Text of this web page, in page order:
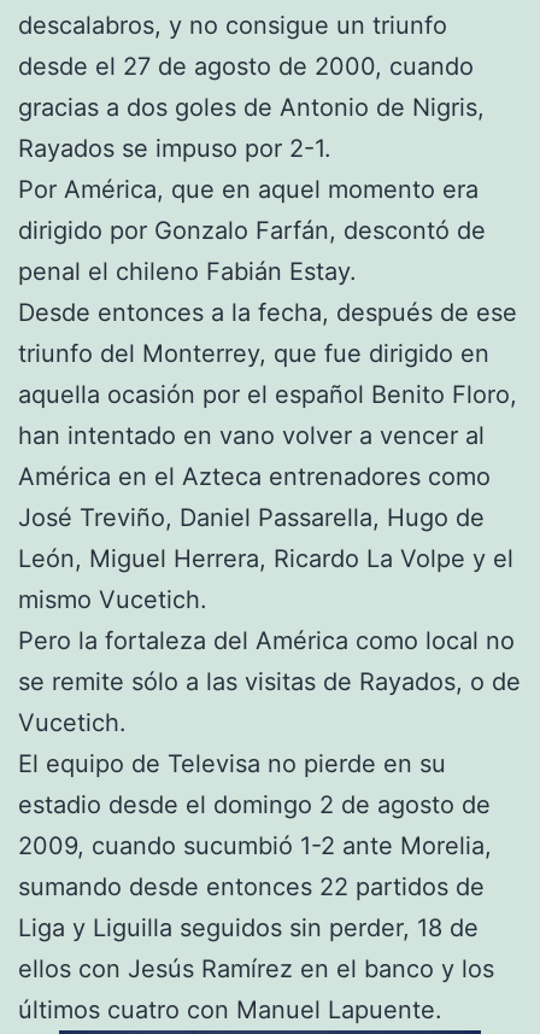
descalabros, y no consigue un triunfo
desde el 27 de agosto de 2000, cuando
gracias a dos goles de Antonio de Nigris,
Rayados se impuso por 2-1.
Por América, que en aquel momento era
dirigido por Gonzalo Farfán, descontó de
penal el chileno Fabián Estay.
Desde entonces a la fecha, después de ese
triunfo del Monterrey, que fue dirigido en
aquella ocasión por el español Benito Floro,
han intentado en vano volver a vencer al
América en el Azteca entrenadores como
José Treviño, Daniel Passarella, Hugo de
León, Miguel Herrera, Ricardo La Volpe y el
mismo Vucetich.
Pero la fortaleza del América como local no
se remite sólo a las visitas de Rayados, o de
Vucetich.
El equipo de Televisa no pierde en su
estadio desde el domingo 2 de agosto de
2009, cuando sucumbió 1-2 ante Morelia,
sumando desde entonces 22 partidos de
Liga y Liguilla seguidos sin perder, 18 de
ellos con Jesús Ramírez en el banco y los
últimos cuatro con Manuel Lapuente.